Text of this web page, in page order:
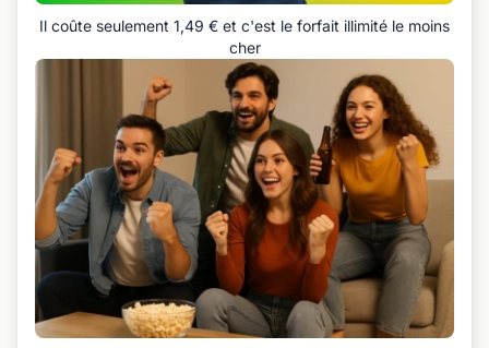
Il coûte seulement 1,49 € et c'est le forfait illimité le moins
cher